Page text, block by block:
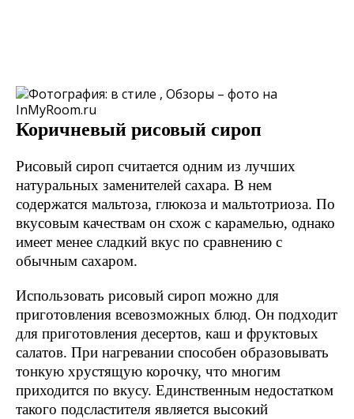
Коричневый рисовый сироп
Рисовый сироп считается одним из лучших
натуральных заменителей сахара. В нем
содержатся мальтоза, глюкоза и мальтотриоза. По
вкусовым качествам он схож с карамелью, однако
имеет менее сладкий вкус по сравнению с
обычным сахаром.
Использовать рисовый сироп можно для
приготовления всевозможных блюд. Он подходит
для приготовления десертов, каш и фруктовых
салатов. При нагревании способен образовывать
тонкую хрустящую корочку, что многим
приходится по вкусу. Единственным недостатком
такого подсластителя является высокий